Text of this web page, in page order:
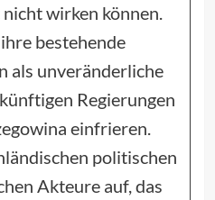
wirken können.
bestehende
als unveränderliche
Regierungen
einfrieren.
politischen
Akteure auf, das